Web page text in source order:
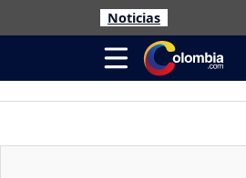
Noticias